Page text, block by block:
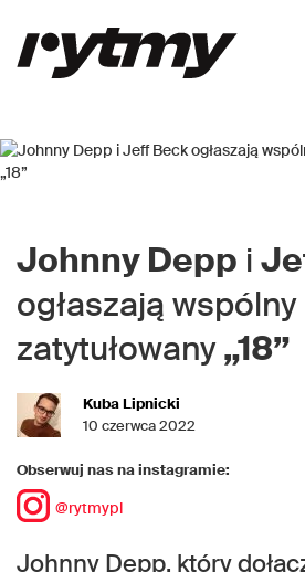
Johnny Depp i
ogłaszają
zatytułowany„18”
Kuba Lipnicki
10 czerwca 2022
Obserwuj nas na instagramie:
@rytmypl
Johnny Depp, który